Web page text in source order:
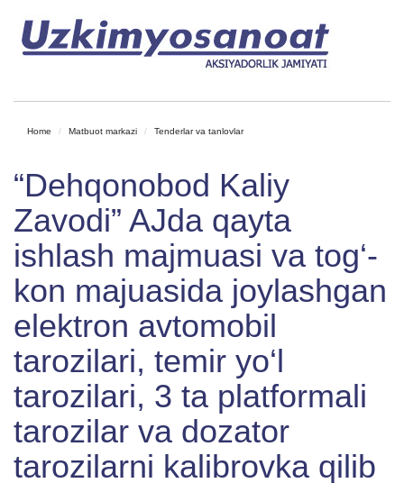
Home Matbuot markazi Tenderlar va tanlovlar
“Dehqonobod Kaliy
Zavodi” AJda qayta
ishlash majmuasi va tog‘-
kon majuasida joylashgan
elektron avtomobil
tarozilari, temir yo‘l
tarozilari, 3 ta platformali
tarozilar va dozator
tarozilarni kalibrovka qilib